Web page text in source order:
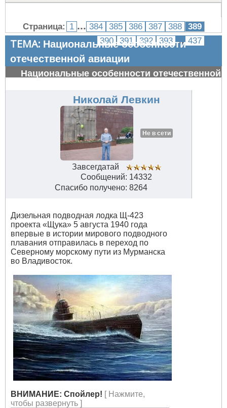
Страница: 1 ... 384 385 386 387 388
389
390
391 392 393 ... 437
ТЕМА: Национальные особенности
отечественной авиации
Национальные особенности отечественной
Николай Левкин
Не в сети
Завсегдатай
Сообщений: 14332
Спасибо получено: 8264
Дизельная подводная лодка Щ-423
проекта «Щука» 5 августа 1940 года
впервые в истории мирового подводного
плавания отправилась в переход по
Северному морскому пути из Мурманска
во Владивосток.
ВНИМАНИЕ: Спойлер! [ Нажмите,
чтобы развернуть ]